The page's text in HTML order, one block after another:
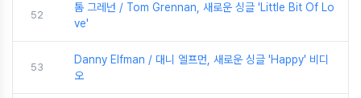
52
톰 그레넌 / Tom Grennan, 새로운 싱글 'Little Bit Of Lo
ve'
53
Danny Elfman / 대니 엘프먼, 새로운 싱글 'Happy' 비디
오